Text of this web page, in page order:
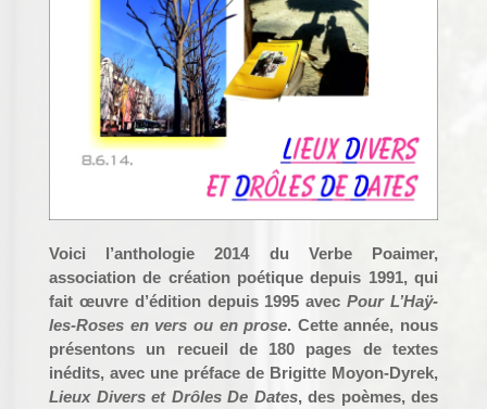
Voici l’anthologie 2014 du Verbe Poaimer,
association de création poétique depuis 1991, qui
fait œuvre d’édition depuis 1995 avecPour L’Haÿ-
les-Roses en vers ou en prose. Cette année, nous
présentons un recueil de 180 pages de textes
inédits, avec une préface de Brigitte Moyon-Dyrek,
Lieux Divers et Drôles De Dates, des poèmes, des